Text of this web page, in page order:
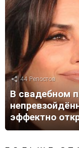
44 Репостов
В свадебном
эффектно